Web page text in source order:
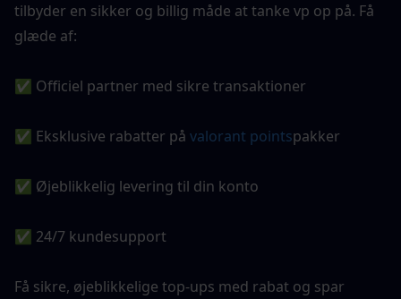
tilbyder en sikker og billig måde at tanke vp op på. Få
glæde af:
✅ Officiel partner med sikre transaktioner
✅ Eksklusive rabatter på valorant pointspakker
✅ Øjeblikkelig levering til din konto
✅ 24/7 kundesupport
Få sikre, øjeblikkelige top-ups med rabat og spar